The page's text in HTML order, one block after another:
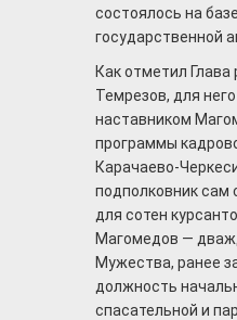
состоялось на
государственной
Как отметил
Темрезов, для
наставником
программы
Карачаево-
подполковник сам
для сотен
Магомедов —
Мужества, ранее
должность
спасательной и